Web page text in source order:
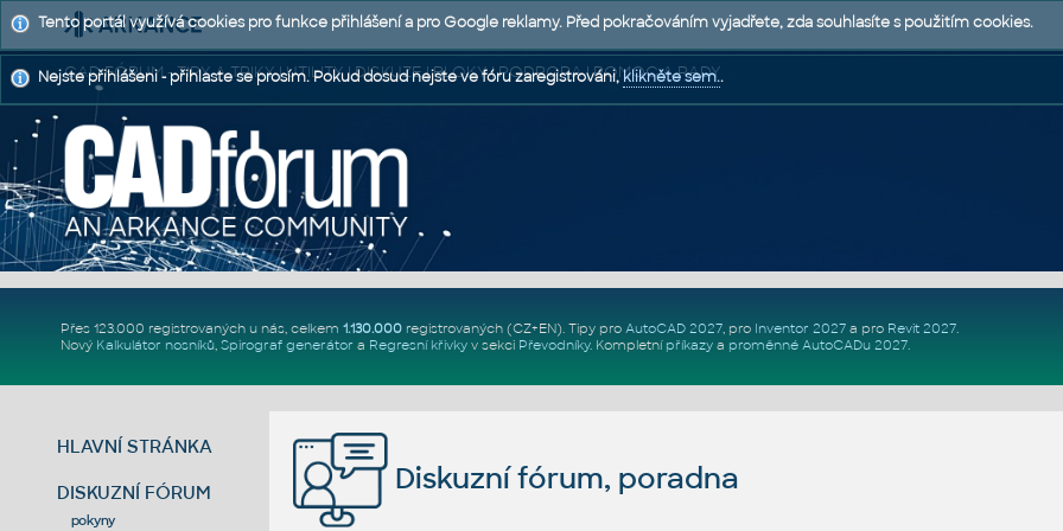
CAD FÓRUM - TIPY A TRIKY | UTILITY | DISKUZE | BLOKY | PODPORA | POMOC A RADY
Přes 123.000 registrovaných u nás, celkem 1.130.000registrovaných (CZ+EN). Tipy pro AutoCAD 2027, pro Inventor 2027a pro Revit 2027.
Nový Kalkulátor nosníků, Spirograf generátor a Regresní křivkyv sekci Převodníky. Kompletní příkazya proměnné AutoCADu 2027.
HLAVNÍ STRÁNKA
DISKUZNÍ FÓRUM
pokyny
Diskuzní fórum, poradna
Tento portál využívá cookies pro funkce přihlášení a pro Google reklamy. Před pokračováním vyjadřete, zda souhlasíte s použitím cookies.
Nejste přihlášeni - přihlaste se prosím. Pokud dosud nejste ve fóru zaregistrováni,klikněte sem..